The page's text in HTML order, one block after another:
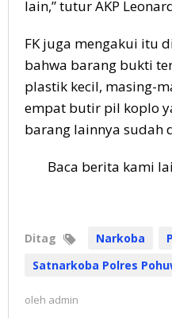
lain,” tutur AKP
FK juga mengakui itu
bahwa barang bukti
plastik kecil, masing-
empat butir pil koplo
barang lainnya sudah
Baca berita kami
Ditag Narkoba
Satnarkoba Polres
oleh admin